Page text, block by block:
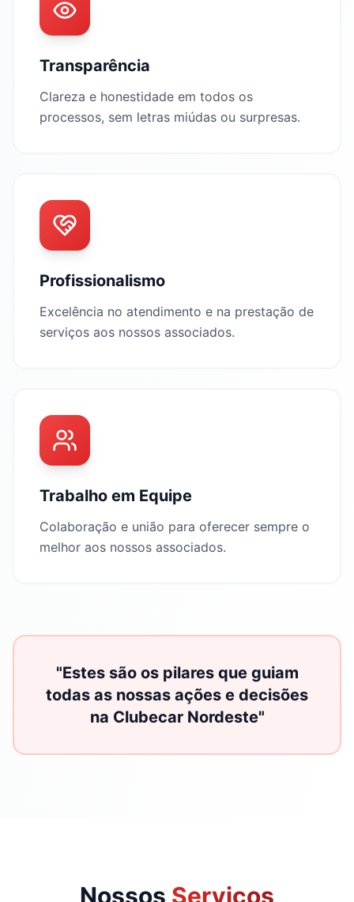
Transparência
Clareza e honestidade em todos os
processos, sem letras miúdas ou surpresas.
Profissionalismo
Excelência no atendimento e na prestação de
serviços aos nossos associados.
Trabalho em Equipe
Colaboração e união para oferecer sempre o
melhor aos nossos associados.
"Estes são os pilares que guiam
todas as nossas ações e decisões
na Clubecar Nordeste"
Nossos Serviços